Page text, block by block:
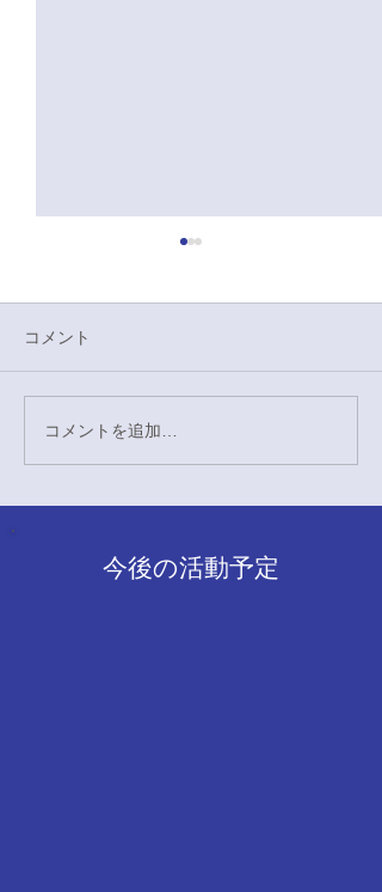
本日は、七大戦へ向けた壮行
ました。 会場には多くの体育
会各部の皆様が参加されてお
いを直接伺うことができまし
きた選手の方々の表情は非常
コメント
コメントを追加…
今後の活動予定